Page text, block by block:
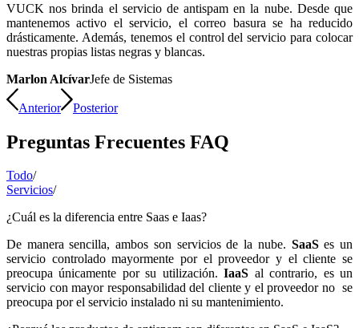
VUCK nos brinda el servicio de antispam en la nube. Desde que
mantenemos activo el servicio, el correo basura se ha reducido
drásticamente. Además, tenemos el control del servicio para colocar
nuestras propias listas negras y blancas.
Marlon AlcívarJefe de Sistemas
Anterior Posterior
Preguntas Frecuentes FAQ
Todo/
Servicios/
¿Cuál es la diferencia entre Saas e Iaas?
De manera sencilla, ambos son servicios de la nube. SaaSes un
servicio controlado mayormente por el proveedor y el cliente se
preocupa únicamente por su utilización.IaaS al contrario, es un
servicio con mayor responsabilidad del cliente y el proveedor no se
preocupa por el servicio instalado ni su mantenimiento.